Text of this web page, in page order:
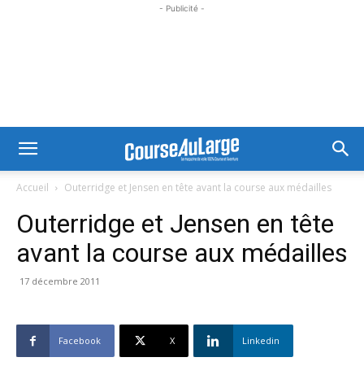
- Publicité -
Accueil Outerridge et Jensen en tête avant la course aux médailles
Outerridge et Jensen en tête
avant la course aux médailles
17 décembre 2011
Facebook X Linkedin